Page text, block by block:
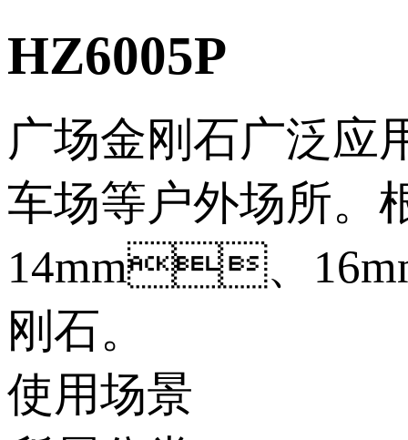
HZ6005P
广场金刚石广泛应用
车场等户外场所
14mm、
刚石。
使用场景